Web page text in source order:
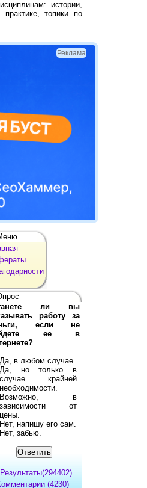
истории,
топики по
Реклама
ли вы
работу за
если не
ее в
Да, в любом случае.
Да, но только в
случае крайней
необходимости.
Возможно, в
зависимости от
цены.
Нет, напишу его сам.
Нет, забью.
Результаты(294402)
(4230)